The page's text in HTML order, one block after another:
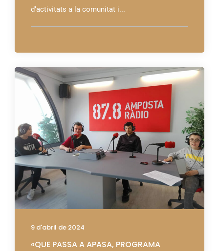
d’activitats a la comunitat i...
9 d'abril de 2024
«QUE PASSA A APASA, PROGRAMA